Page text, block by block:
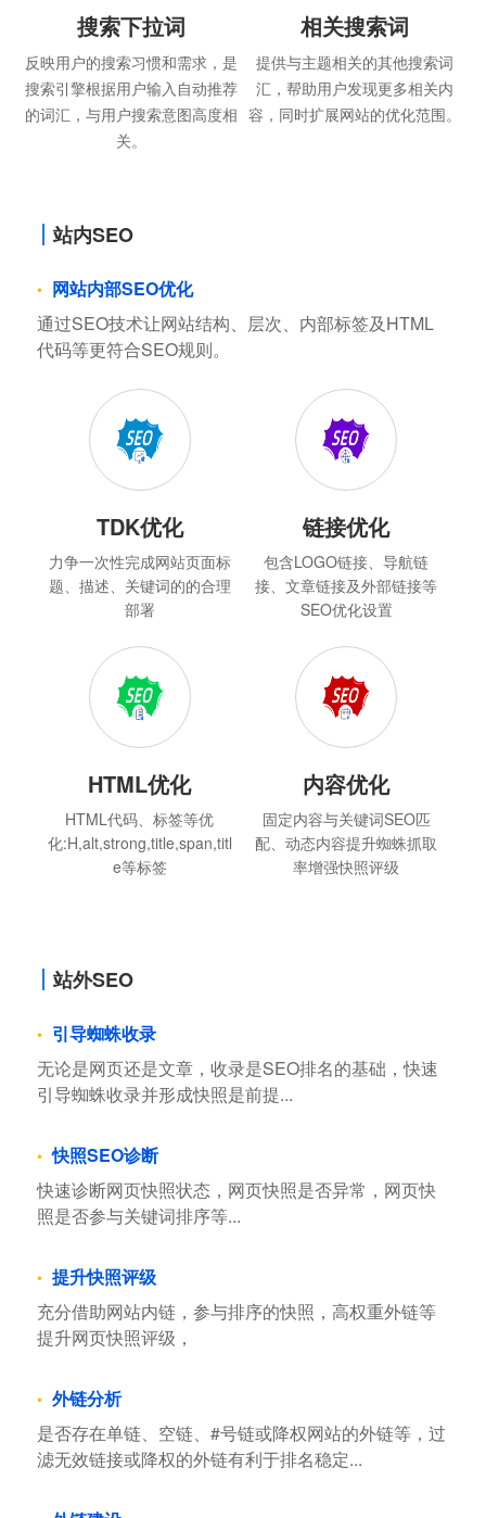
搜索下拉词
反映用户的搜索习惯和需求，是
搜索引擎根据用户输入自动推荐
的词汇，与用户搜索意图高度相
关。
相关搜索词
提供与主题相关的其他搜索词
汇，帮助用户发现更多相关内
容，同时扩展网站的优化范围。
站内SEO
网站内部SEO优化
通过SEO技术让网站结构、层次、内部标签及HTML
代码等更符合SEO规则。
TDK优化
力争一次性完成网站页面标
题、描述、关键词的的合理
部署
链接优化
包含LOGO链接、导航链
接、文章链接及外部链接等
SEO优化设置
HTML优化
HTML代码、标签等优
化:H,alt,strong,title,span,titl
e等标签
内容优化
固定内容与关键词SEO匹
配、动态内容提升蜘蛛抓取
率增强快照评级
站外SEO
引导蜘蛛收录
无论是网页还是文章，收录是SEO排名的基础，快速
引导蜘蛛收录并形成快照是前提...
快照SEO诊断
快速诊断网页快照状态，网页快照是否异常，网页快
照是否参与关键词排序等...
提升快照评级
充分借助网站内链，参与排序的快照，高权重外链等
提升网页快照评级，
外链分析
是否存在单链、空链、#号链或降权网站的外链等，过
滤无效链接或降权的外链有利于排名稳定...